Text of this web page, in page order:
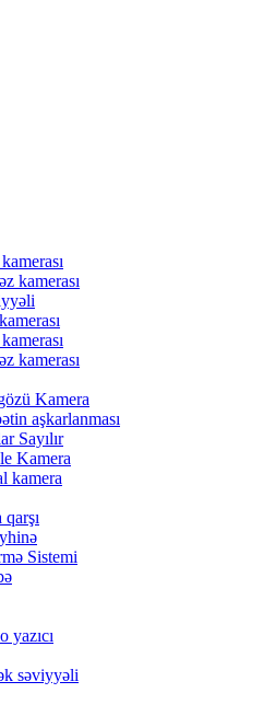
kamerası
kamerası
Kamera
aşkarlanması
Sayılır
Kamera
kamera
Sistemi
yazıcı
səviyyəli